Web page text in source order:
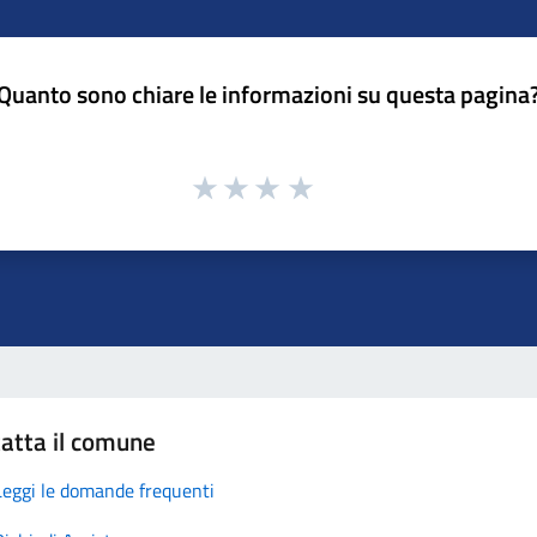
sono chiare le informazioni su questa
il comune
le domande frequenti